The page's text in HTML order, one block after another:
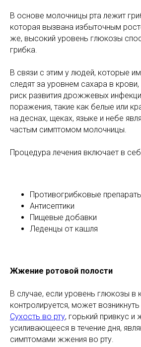
В основе молочницы рта лежит
которая вызвана избыточным
же, высокий уровень глюкозы
грибка.
В связи с этим у людей, которые
следят за уровнем сахара в
риск развития дрожжевых
поражения, такие как белые или
на деснах, щеках, языке и небе
частым симптомом молочницы.
Процедура лечения включает в
Противогрибковые
Антисептики
Пищевые добавки
Леденцы от кашля
Жжение ротовой полости
В случае, если уровень глюкозы в
контролируется, может
Сухость во рту, горький привкус и
усиливающееся в течение дня,
симптомами жжения во рту.